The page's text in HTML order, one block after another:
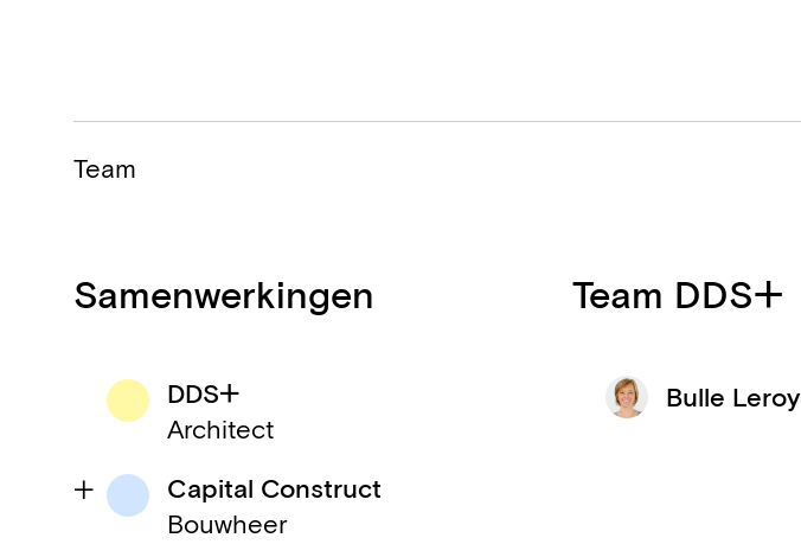
Team
Samenwerkingen
DDS+
Architect
Capital Construct
Bouwheer
Team DDS+
Bulle Leroy